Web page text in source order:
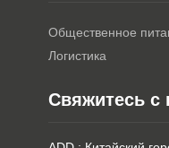
Общественное
Логистика
Свяжитесь с